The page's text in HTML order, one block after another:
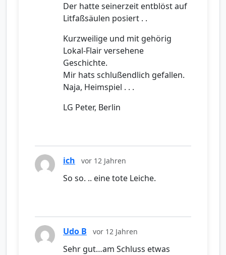
Der hatte seinerzeit entblöst auf
Litfaßsäulen posiert . .
Kurzweilige und mit gehörig
Lokal-Flair versehene
Geschichte.
Mir hats schlußendlich gefallen.
Naja, Heimspiel . . .
LG Peter, Berlin
ich vor 12 Jahren
So so. .. eine tote Leiche.
Udo B vor 12 Jahren
Sehr gut…am Schluss etwas